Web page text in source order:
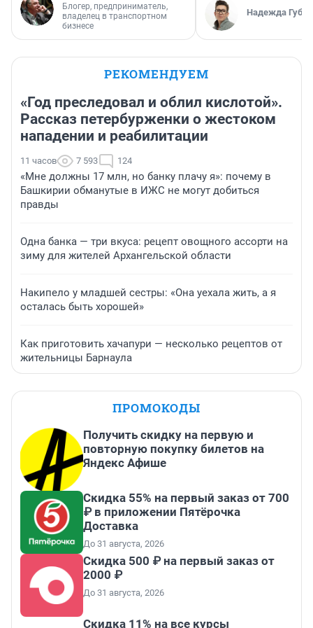
Блогер, предприниматель,
владелец в транспортном
бизнесе
Надежда
РЕКОМЕНДУЕМ
«Год преследовал и облил кислотой».
Рассказ петербурженки о жестоком
нападении и реабилитации
11 часов 7 593 124
«Мне должны 17 млн, но банку плачу я»: почему в
Башкирии обманутые в ИЖС не могут добиться
правды
Одна банка — три вкуса: рецепт овощного ассорти на
зиму для жителей Архангельской области
Накипело у младшей сестры: «Она уехала жить, а я
осталась быть хорошей»
Как приготовить хачапури — несколько рецептов от
жительницы Барнаула
ПРОМОКОДЫ
Получить скидку на первую и
повторную покупку билетов на
Яндекс Афише
Скидка 55% на первый заказ от 700
₽ в приложении Пятёрочка
Доставка
До 31 августа, 2026
Скидка 500 ₽ на первый заказ от
2000 ₽
До 31 августа, 2026
Скидка 11% на все курсы